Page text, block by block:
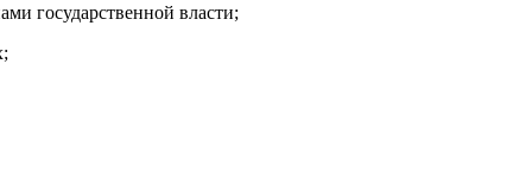
государственной власти;